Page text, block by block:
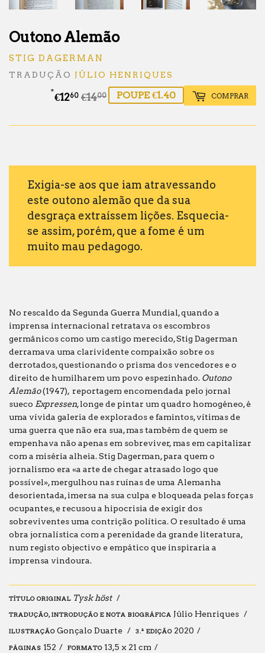
Outono Alemão
STIG DAGERMAN
TRADUÇÃO JÚLIO HENRIQUES
*
COMPRAR
€1260 €1400
Preço
€14.00
Preço
saldo
€12.60
POUPE €1.40
Exigia-se aos que iam atravessando
este outono alemão que da sua
desgraça extraíssem lições. Esquecia-
se assim, porém, que a fome é um
muito mau pedagogo.
No rescaldo da Segunda Guerra Mundial, quando a
imprensa internacional retratava os escombros
germânicos como um castigo merecido, Stig Dagerman
derramava uma clarividente compaixão sobre os
derrotados, questionando o prisma dos vencedores e o
direito de humilharem um povo espezinhado. Outono
Alemão(1947), reportagem encomendada pelo jornal
sueco Expressen, longe de pintar um quadro homogéneo, é
uma vívida galeria de explorados e famintos, vítimas de
uma guerra que não era sua, mas também de quem se
empenhava não apenas em sobreviver, mas em capitalizar
com a miséria alheia. Stig Dagerman, para quem o
jornalismo era «a arte de chegar atrasado logo que
possível», mergulhou nas ruínas de uma Alemanha
desorientada, imersa na sua culpa e bloqueada pelas forças
ocupantes, e recusou a hipocrisia de exigir dos
sobreviventes uma contrição política. O resultado é uma
obra jornalística com a perenidade da grande literatura,
num registo objectivo e empático que inspiraria a
imprensa vindoura.
TÍTULO ORIGINAL Tysk höst
TRADUÇÃO, INTRODUÇÃO E NOTA BIOGRÁFICA Júlio Henriques
ILUSTRAÇÃO Gonçalo Duarte 3.ª EDIÇÃO 2020
PÁGINAS 152 FORMATO 13,5 x 21 cm